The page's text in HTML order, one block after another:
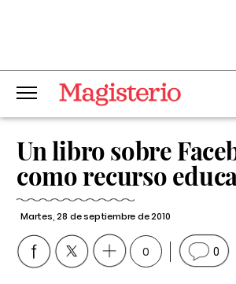
Un libro sobre
como recurso
Martes, 28 de septiembre de 2010
0 0